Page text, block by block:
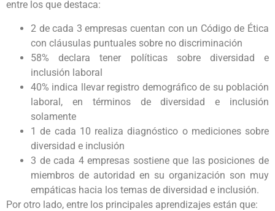
entre los que destaca:
2 de cada 3 empresas cuentan con un Código de Ética
con cláusulas puntuales sobre no discriminación
58% declara tener políticas sobre diversidad e
inclusión laboral
40% indica llevar registro demográfico de su población
laboral, en términos de diversidad e inclusión
solamente
1 de cada 10 realiza diagnóstico o mediciones sobre
diversidad e inclusión
3 de cada 4 empresas sostiene que las posiciones de
miembros de autoridad en su organización son muy
empáticas hacia los temas de diversidad e inclusión.
Por otro lado, entre los principales aprendizajes están que: